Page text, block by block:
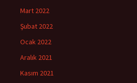
Mart 2022
Şubat 2022
Ocak 2022
Aralık 2021
Kasım 2021